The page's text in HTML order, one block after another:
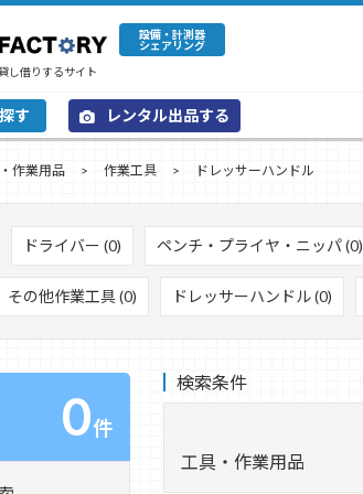
設備・計測器
シェアリング
し借りするサイト
す レンタル出品する
作業用品 作業工具 ドレッサーハンドル
ドライバー (0) ペンチ・プライヤ・ニッパ (0)
その他作業工具 (0) ドレッサーハンドル (0)
0件
検索条件
工具・作業用品